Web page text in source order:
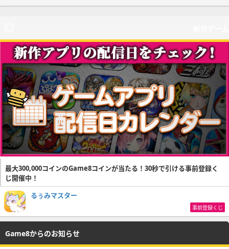
最大300,000コインのGame8コインが当たる！30秒で引ける事前登録く
じ開催中！
るぅみマスター
事前登録くじ
Game8からのお知らせ